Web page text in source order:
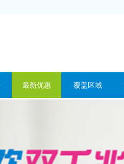
最新优惠 覆盖区域